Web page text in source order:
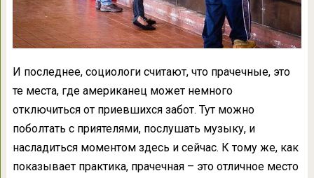
И последнее, социологи считают, что прачечные, это
те места, где американец может немного
отключиться от приевшихся забот. Тут можно
поболтать с приятелями, послушать музыку, и
насладиться моментом здесь и сейчас. К тому же, как
показывает практика, прачечная – это отличное место